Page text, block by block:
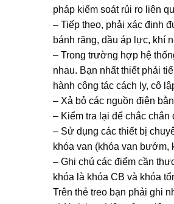
pháp kiểm soát rủi ro liên
– Tiếp theo, phải xác định
bánh răng, dầu áp lực, khí
– Trong trường hợp hệ
nhau. Bạn nhất thiết phải
hành công tác cách ly, cô
– Xả bỏ các nguồn điện
– Kiểm tra lại để chắc
– Sử dụng các thiết bị
khóa van (khóa van bướm,
– Ghi chú các điểm cần
khóa là khóa CB và khóa
Trên thẻ treo bạn phải ghi